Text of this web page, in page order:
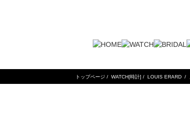
トップページ / WATCH[時計] / LOUIS ERARD /